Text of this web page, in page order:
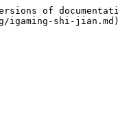
of
igaming-shi-